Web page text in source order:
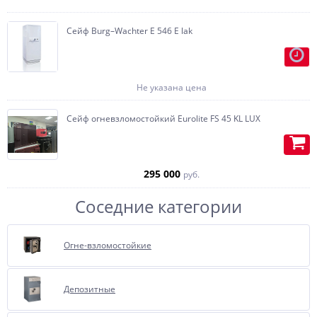
Отделка бархатом или
полюбившиеся, нашими
Сейф Burg–Wachter E 546 E lak
Не указана цена
Сейф огневзломостойкий Eurolite FS 45 KL LUX
295 000 руб.
Соседние категории
Огне-взломостойкие
Депозитные